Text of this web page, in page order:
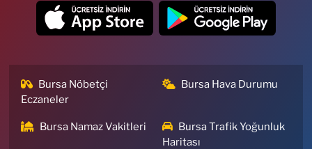
Bursa Nöbetçi
Eczaneler
Bursa Hava Durumu
Bursa Namaz Vakitleri
Bursa Trafik Yoğunluk
Haritası